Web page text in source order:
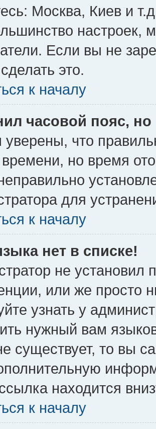
Москва, Киев и
настроек,
Если вы не
это.
к началу
часовой пояс,
что
времени, но время
для
к началу
нет в списке!
не установил
или же просто
узнать у
нужный вам
существует, то вы
находится
к началу